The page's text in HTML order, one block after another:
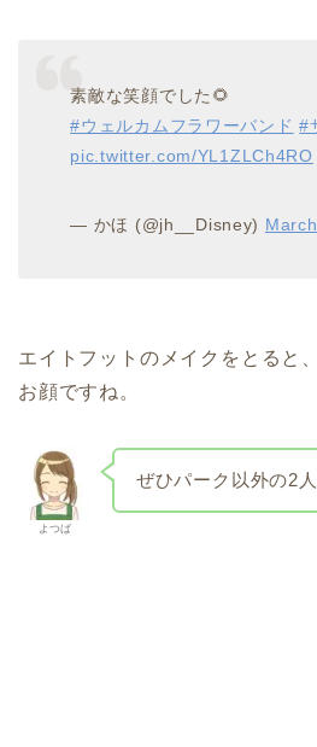
素敵な笑顔でした🌻
#ウェルカムフラワーバンド #
pic.twitter.com/YL1ZLCh4RO
— かほ (@jh__Disney)
エイトフットのメイクをとると
お顔ですね。
よつば
ぜひパーク以外の2